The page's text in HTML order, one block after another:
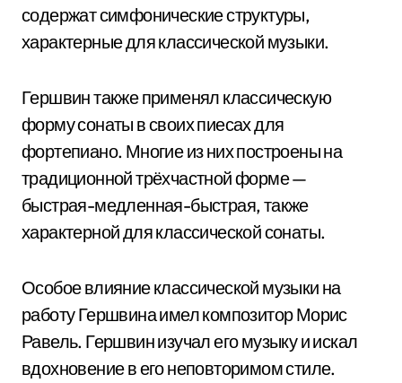
содержат симфонические структуры,
характерные для классической музыки.
Гершвин также применял классическую
форму сонаты в своих пиесах для
фортепиано. Многие из них построены на
традиционной трёхчастной форме —
быстрая-медленная-быстрая, также
характерной для классической сонаты.
Особое влияние классической музыки на
работу Гершвина имел композитор Морис
Равель. Гершвин изучал его музыку и искал
вдохновение в его неповторимом стиле.